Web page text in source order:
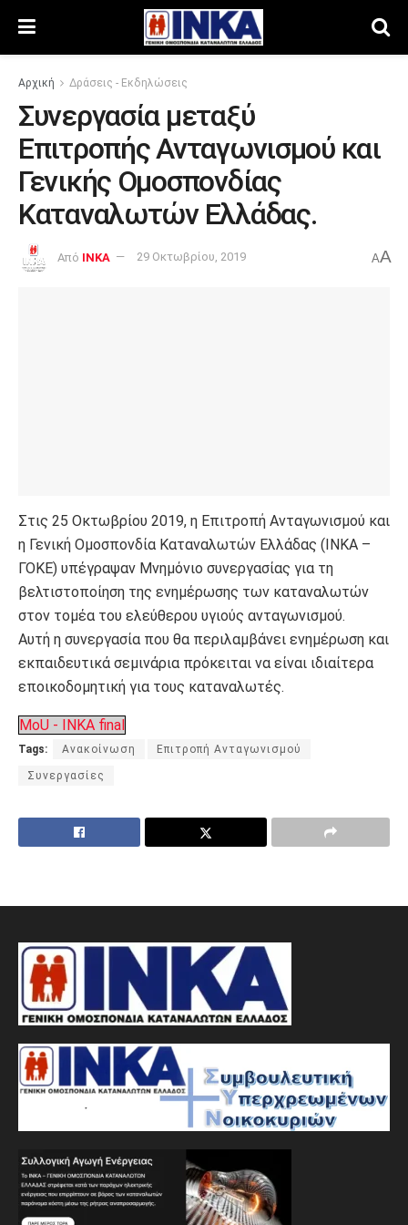
Αρχική Δράσεις - Εκδηλώσεις
Συνεργασία μεταξύ
Επιτροπής Ανταγωνισμού και
Γενικής Ομοσπονδίας
Καταναλωτών Ελλάδας.
Από INKA 29 Οκτωβρίου, 2019 AA
Στις 25 Οκτωβρίου 2019, η Επιτροπή Ανταγωνισμού και
η Γενική Ομοσπονδία Καταναλωτών Ελλάδας (ΙΝΚΑ –
ΓΟΚΕ) υπέγραψαν Μνημόνιο συνεργασίας για τη
βελτιστοποίηση της ενημέρωσης των καταναλωτών
στον τομέα του ελεύθερου υγιούς ανταγωνισμού.
Αυτή η συνεργασία που θα περιλαμβάνει ενημέρωση και
εκπαιδευτικά σεμινάρια πρόκειται να είναι ιδιαίτερα
εποικοδομητική για τους καταναλωτές.
MoU - INKA final
Tags: Ανακοίνωση Επιτροπή Ανταγωνισμού
Συνεργασίες